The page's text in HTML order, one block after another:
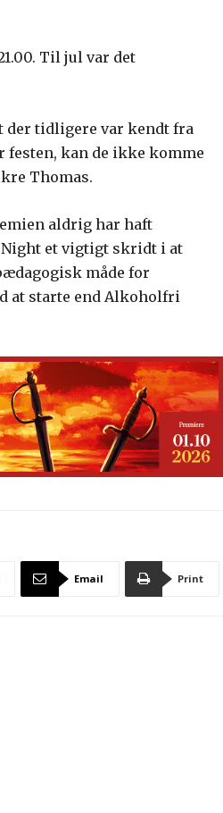
Til jul var det
der tidligere var kendt fra
festen, kan de ikke komme
Thomas.
aldrig har haft
et vigtigt skridt i at
måde for
at starte end Alkoholfri
Email Print